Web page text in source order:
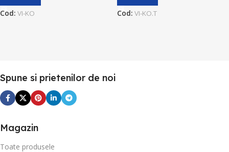
Cod: VI-KO Cod: VI-KO.T
Spune si prietenilor de noi
Magazin
Toate produsele